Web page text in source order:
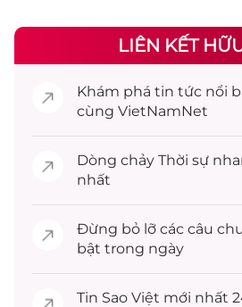
LIÊN KẾT
Khám phá tin tức nổi
cùng VietNamNet
Dòng chảy Thời sự
nhất
Đừng bỏ lỡ các câu
bật trong ngày
Tin Sao Việt mới nhất